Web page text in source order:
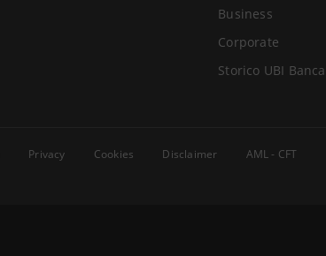
Business
Corporate
Storico UBI Banca
Privacy Cookies Disclaimer AML - CFT